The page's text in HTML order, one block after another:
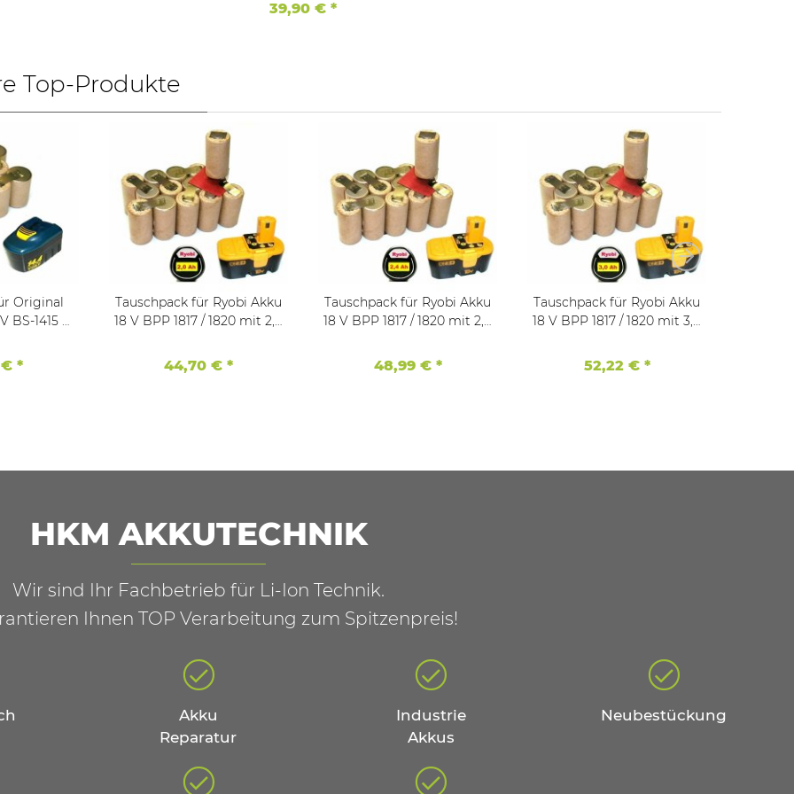
39,90 € *
Top-Produkte
Original
€ *
Tauschpack für Ryobi Akku
18 V BPP 1817 / 1820 mit 2,0
44,70 €*
Tauschpack für Ryobi Akku
18 V BPP 1817 / 1820 mit 2,0
48,99 € *
Tauschpack für Ryobi Akku
18 V BPP 1817 / 1820 mit 3,0
52,22 € *
HKM AKKUTECHNIK
Wir sind Ihr Fachbetrieb für Li-Ion Technik.
Ihnen TOP Verarbeitung zum Spitzenpreis!
Akku
Reparatur
Industrie
Akkus
Neubestückung